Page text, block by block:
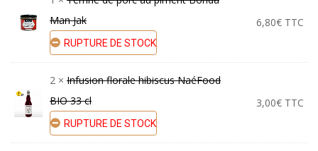
Man Jak
RUPTURE DE STOCK
6,80€ TTC
2 × Infusion florale hibiscus NaéFood
BIO 33 cl
RUPTURE DE STOCK
3,00€ TTC